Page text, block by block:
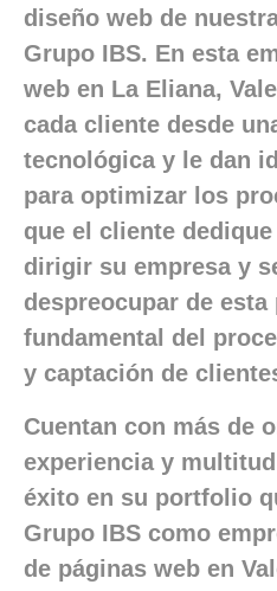
diseño web de
Grupo IBS. En esta
web en La Eliana,
cada cliente desde
tecnológica y le dan
para optimizar los
que el cliente
dirigir su empresa y
despreocupar de esta
fundamental del
y captación de
Cuentan con más de
experiencia y
éxito en su portfolio
Grupo IBS como
de páginas web en